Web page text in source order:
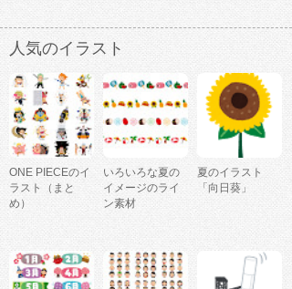
人気のイラスト
ONE PIECEのイ
ラスト（まと
め）
いろいろな夏の
イメージのライ
ン素材
夏のイラスト
「向日葵」